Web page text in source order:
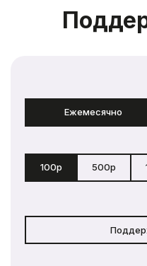
Ежемесячно
100р 500р